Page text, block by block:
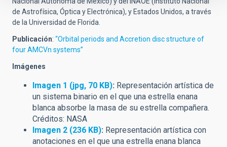
de Astrofísica, Óptica y Electrónica), y Estados Unidos, a través
de la Universidad de Florida.
Publicación: “Orbital periods and Accretion disc structure of
four AMCVn systems”
Imágenes
Imagen 1 (jpg, 70 KB): Representación artística de
un sistema binario en el que una estrella enana
blanca absorbe la masa de su estrella compañera.
Créditos: NASA
Imagen 2 (236 KB): Representación artística con
anotaciones en el que una estrella enana blanca